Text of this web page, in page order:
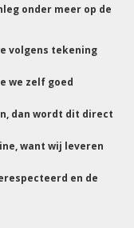
onder meer op de
volgens tekening
we zelf goed
dan wordt dit direct
want wij leveren
en de